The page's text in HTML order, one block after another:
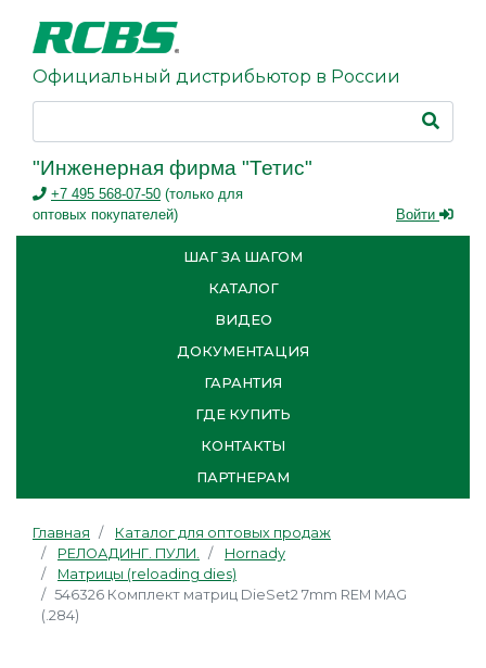
Официальный дистрибьютор в России
"Инженерная фирма "Тетис"
+7 495 568-07-50 (только для
оптовых покупателей)
Войти
ШАГ ЗА ШАГОМ
КАТАЛОГ
ВИДЕО
ДОКУМЕНТАЦИЯ
ГАРАНТИЯ
ГДЕ КУПИТЬ
КОНТАКТЫ
ПАРТНЕРАМ
Главная
Каталог для оптовых продаж
РЕЛОАДИНГ. ПУЛИ.
Hornady
Матрицы (reloading dies)
546326 Комплект матриц DieSet2 7mm REM MAG
(.284)